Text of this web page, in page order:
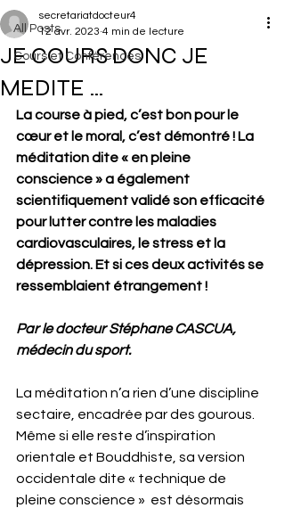
All Posts
Cours et Conférences
JE COURS DONC JE
MEDITE …
secretariatdocteur4
12 avr. 2023 4 min de lecture
La course à pied, c’est bon pour le
cœur et le moral, c’est démontré ! La
méditation dite « en pleine
conscience » a également
scientifiquement validé son efficacité
pour lutter contre les maladies
cardiovasculaires, le stress et la
dépression. Et si ces deux activités se
ressemblaient étrangement !
Par le docteur Stéphane CASCUA,
médecin du sport.
La méditation n’a rien d’une discipline
sectaire, encadrée par des gourous.
Même si elle reste d’inspiration
orientale et Bouddhiste, sa version
occidentale dite « technique de
pleine conscience »  est désormais